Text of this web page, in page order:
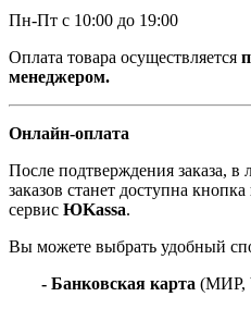
Пн-Пт с 10:00 до 19:00
Оплата товара осуществляется
менеджером.
Онлайн-оплата
После подтверждения заказа, в
заказов станет доступна кнопка
сервис ЮKassa.
Вы можете выбрать удобный
- Банковская карта (МИР,